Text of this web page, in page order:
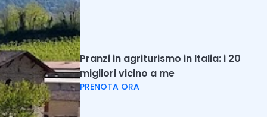
Pranzi in agriturismo in Italia: i 20
migliori vicino a me
PRENOTA ORA
Gressoney, un'opportunità unica per trascorrere una
serata immersi nei paesaggi innevati della Valle
d'Aosta, ai piedi del Monte Rosa.